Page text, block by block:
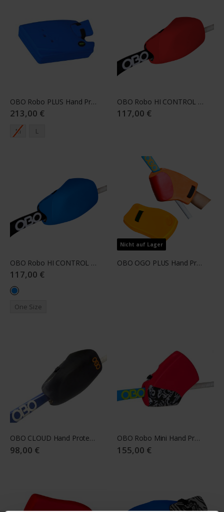
OBO Robo PLUS Hand Protector Left blue
213,00 €
M L
OBO Robo HI CONTROL Hand Protector Right Red
117,00 €
OBO Robo HI CONTROL Hand Protector Right
117,00 €
One Size
Nicht auf Lager
OBO OGO PLUS Hand Protector - Pair
OBO CLOUD Hand Protector - Right Black
98,00 €
OBO Robo Mini Hand Protector Right Red S
155,00 €